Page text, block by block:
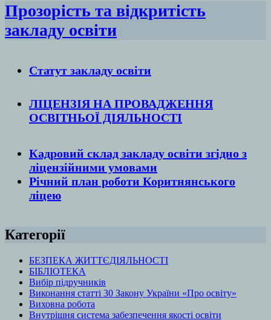
Прозорість та відкритість
закладу освіти
Статут закладу освіти
ЛІЦЕНЗІЯ НА ПРОВАДЖЕННЯ
ОСВІТНЬОЇ ДІЯЛЬНОСТІ
Кадровий склад закладу освіти згідно з
ліцензійними умовами
Річний план роботи Коритнянського
ліцею
Категорії
БЕЗПЕКА ЖИТТЄДІЯЛЬНОСТІ
БІБЛІОТЕКА
Вибір підручників
Виконання статті 30 Закону України «Про освіту»
Виховна робота
Внутрішня система забезпечення якості освіти